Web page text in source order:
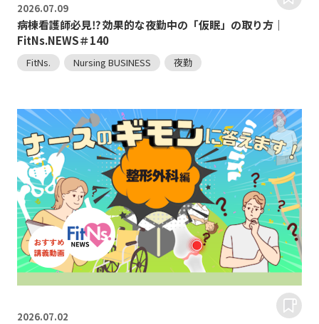
2026.07.09
病棟看護師必見⁉ 効果的な夜勤中の「仮眠」の取り方｜
FitNs.NEWS＃140
FitNs. Nursing BUSINESS 夜勤
2026.07.02